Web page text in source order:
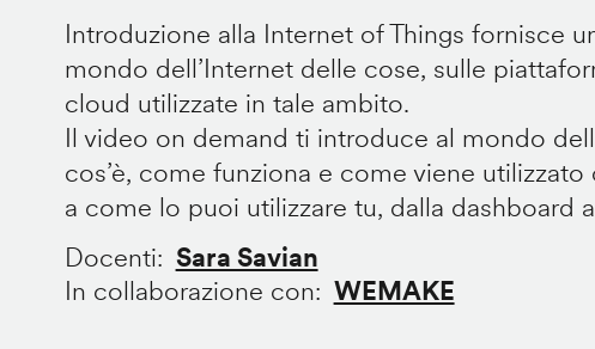
Introduzione alla Internet of Things fornisce
mondo dell’Internet delle cose, sulle
cloud utilizzate in tale ambito.
Il video on demand ti introduce al mondo
cos’è, come funziona e come viene
a come lo puoi utilizzare tu, dalla dashboard
Docenti
Sara Savian
In collaborazione con
WEMAKE